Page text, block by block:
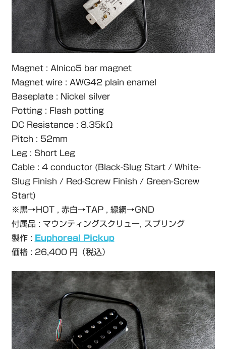
Magnet : Alnico5 bar magnet
Magnet wire : AWG42 plain enamel
Baseplate : Nickel silver
Potting : Flash potting
DC Resistance : 8.35kΩ
Pitch : 52mm
Leg : Short Leg
Cable : 4 conductor (Black-Slug Start / White-
Slug Finish / Red-Screw Finish / Green-Screw
Start)
※黒→HOT , 赤白→TAP , 緑網→GND
付属品 : マウンティングスクリュー, スプリング
製作 : Euphoreal Pickup
価格 : 26,400 円（税込）